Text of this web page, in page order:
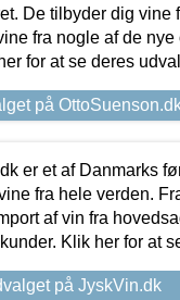
De tilbyder dig vine
fra nogle af de
for at se deres
på
er et af Danmarks
fra hele verden.
af vin fra
Klik her for at
på JyskVin.dk